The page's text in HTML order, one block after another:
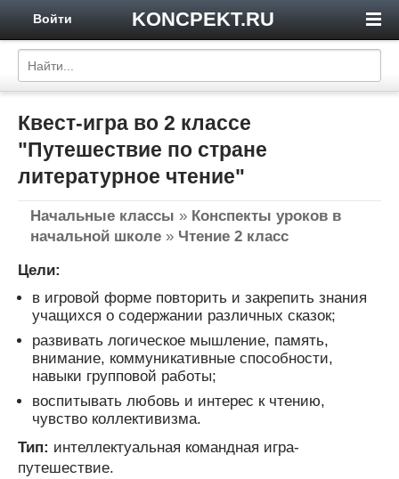
KONCPEKT.RU
Войти
Квест-игра во 2 классе
"Путешествие по стране
литературное чтение"
Начальные классы » Конспекты уроков в
начальной школе » Чтение 2 класс
Цели:
в игровой форме повторить и закрепить знания
учащихся о содержании различных сказок;
развивать логическое мышление, память,
внимание, коммуникативные способности,
навыки групповой работы;
воспитывать любовь и интерес к чтению,
чувство коллективизма.
Тип: интеллектуальная командная игра-
путешествие.